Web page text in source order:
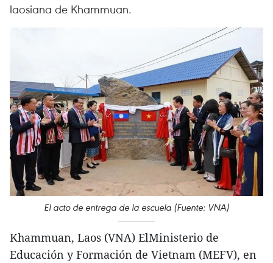
laosiana de Khammuan.
El acto de entrega de la escuela (Fuente: VNA)
Khammuan, Laos (VNA) ElMinisterio de
Educación y Formación de Vietnam (MEFV), en